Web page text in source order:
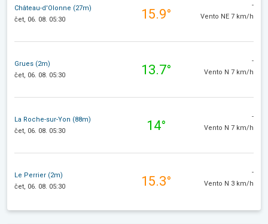
Château-d'Olonne (27m)
čet, 06. 08. 05:30
15.9°
-
Vento NE 7 km/h
Grues (2m)
čet, 06. 08. 05:30
13.7°
-
Vento N 7 km/h
La Roche-sur-Yon (88m)
čet, 06. 08. 05:30
14°
-
Vento N 7 km/h
Le Perrier (2m)
čet, 06. 08. 05:30
15.3°
-
Vento N 3 km/h